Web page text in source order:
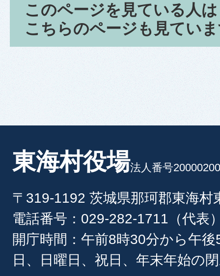
このページを見ている人は
こちらのページも見てい
東海村役場法人番号
〒319-1192 茨城県那珂郡東海村
電話番号：029-282-1711（代表
開庁時間：午前8時30分から午
日、日曜日、祝日、年末年始の